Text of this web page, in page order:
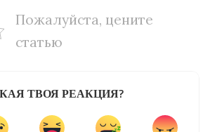
Пожалуйста, цените
статью
ТВОЯ РЕАКЦИЯ?